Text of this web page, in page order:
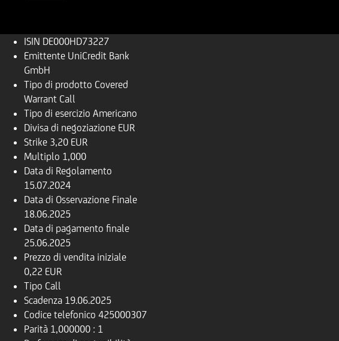
ISIN DE000HD73227
Emittente UniCredit Bank
GmbH
Tipo di prodotto Covered
Warrant Call
Tipo di esercizio Americano
Divisa di negoziazione EUR
Strike 3,20 EUR
Multiplo 1,000
Data di Regolamento
15.07.2024
Data di Osservazione Finale
18.06.2025
Data di pagamento finale
25.06.2025
Prezzo di vendita iniziale
0,22 EUR
Tipo Call
Scadenza 19.06.2025
Codice telefonico 425000307
Parità 1,000000 : 1